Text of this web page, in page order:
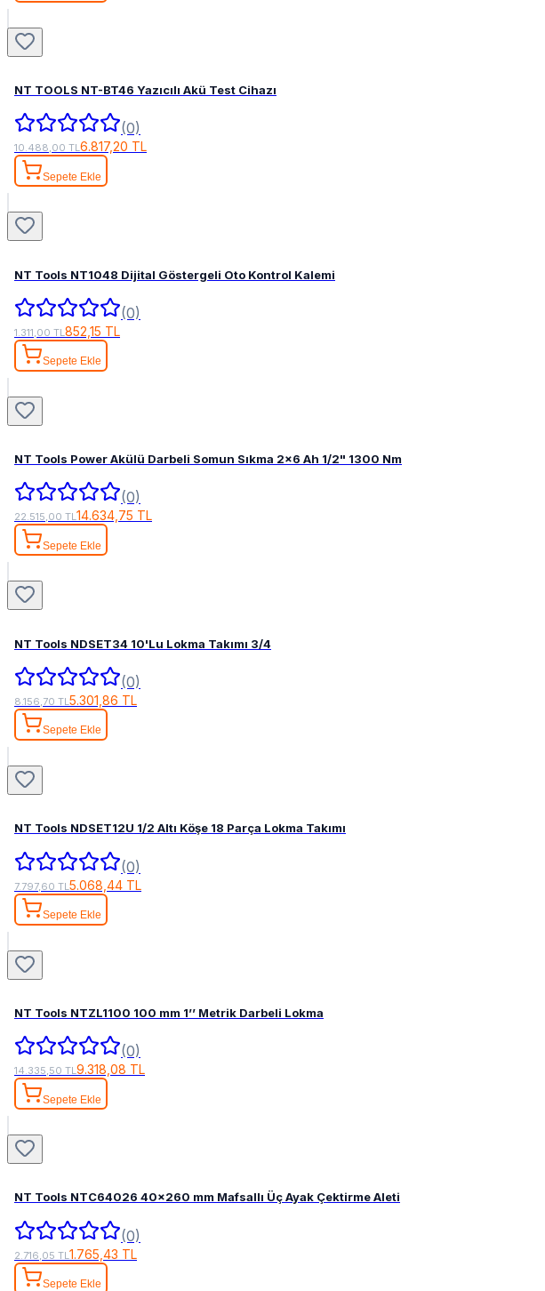
NT TOOLS NT-BT46 Yazıcılı Akü Test Cihazı
(0)
10.488,00 TL6.817,20 TL
Sepete Ekle
NT Tools NT1048 Dijital Göstergeli Oto Kontrol Kalemi
(0)
1.311,00 TL852,15 TL
Sepete Ekle
NT Tools Power Akülü Darbeli Somun Sıkma 2x6 Ah 1/2" 1300 Nm
(0)
22.515,00 TL14.634,75 TL
Sepete Ekle
NT Tools NDSET34 10'Lu Lokma Takımı 3/4
(0)
8.156,70 TL5.301,86 TL
Sepete Ekle
NT Tools NDSET12U 1/2 Altı Köşe 18 Parça Lokma Takımı
(0)
7.797,60 TL 5.068,44 TL
Sepete Ekle
NT Tools NTZL1100 100 mm 1’’ Metrik Darbeli Lokma
(0)
14.335,50 TL9.318,08 TL
Sepete Ekle
NT Tools NTC64026 40x260 mm Mafsallı Üç Ayak Çektirme Aleti
(0)
2.716,05 TL 1.765,43 TL
Sepete Ekle